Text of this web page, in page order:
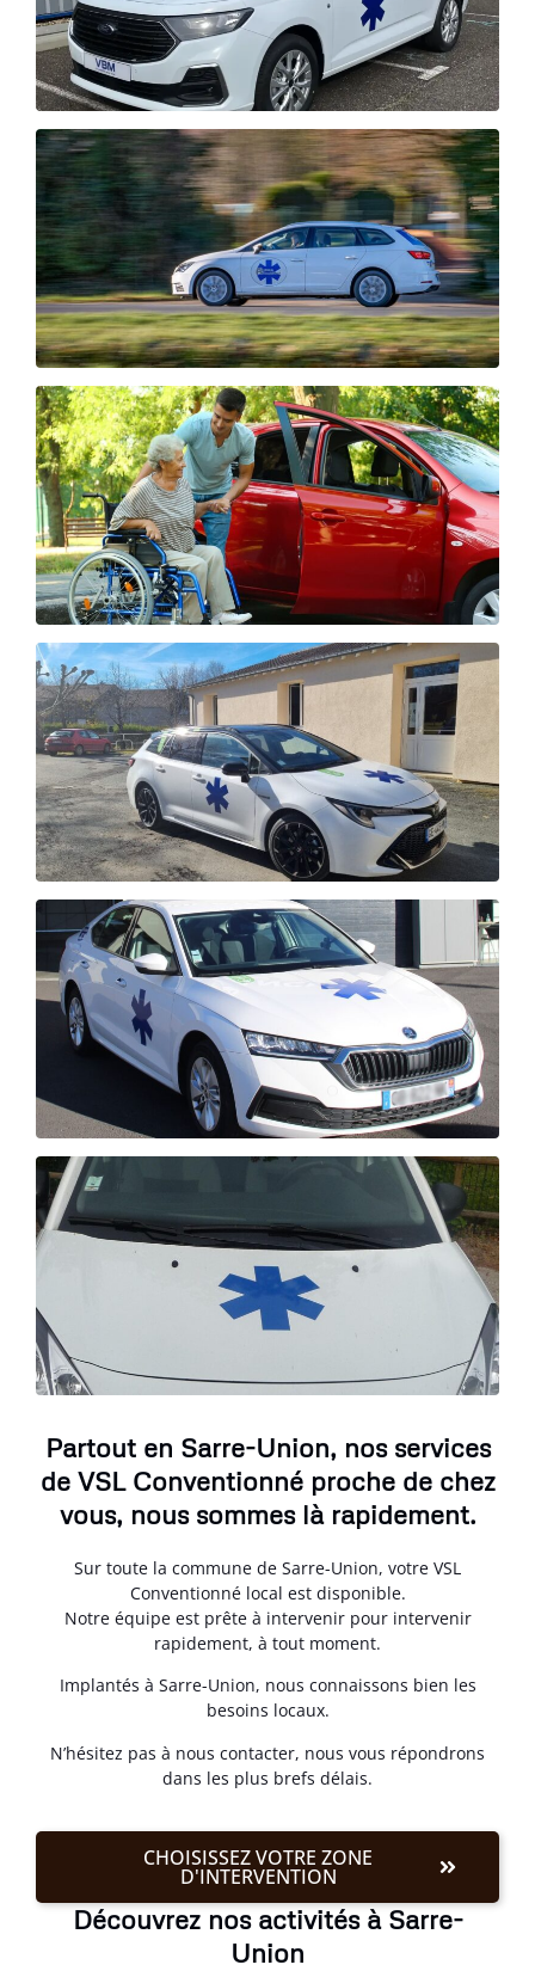
Partout en Sarre-Union, nos services
de VSL Conventionné proche de chez
vous, nous sommes là rapidement.
Sur toute la commune de Sarre-Union, votre VSL
Conventionné local est disponible.
Notre équipe est prête à intervenir pour intervenir
rapidement, à tout moment.
Implantés à Sarre-Union, nous connaissons bien les
besoins locaux.
N’hésitez pas à nous contacter, nous vous répondrons
dans les plus brefs délais.
CHOISISSEZ VOTRE ZONE
D'INTERVENTION
Découvrez nos activités à Sarre-
Union